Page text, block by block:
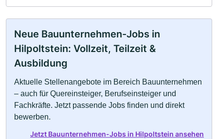
Neue Bauunternehmen-Jobs in
Hilpoltstein: Vollzeit, Teilzeit &
Ausbildung
Aktuelle Stellenangebote im Bereich Bauunternehmen
– auch für Quereinsteiger, Berufseinsteiger und
Fachkräfte. Jetzt passende Jobs finden und direkt
bewerben.
Jetzt Bauunternehmen-Jobs in Hilpoltstein ansehen